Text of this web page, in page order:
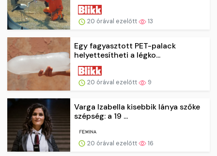
20 órával ezelőtt 13
Egy fagyasztott PET-palack
helyettesítheti a légko...
20 órával ezelőtt 9
Varga Izabella kisebbik lánya szőke
szépség: a 19 ...
20 órával ezelőtt 16